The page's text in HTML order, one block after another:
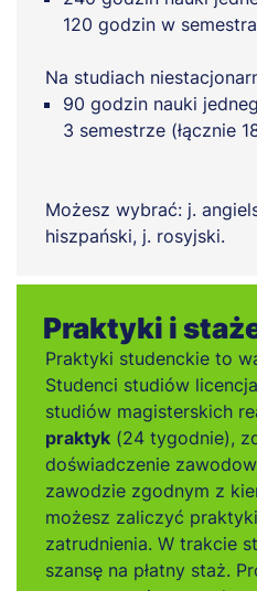
120 godzin w
Na studiach
90 godzin nauki
3 semestrze (łącznie
Możesz wybrać: j.
hiszpański, j. rosyjski.
Praktyki i
Praktyki studenckie to
Studenci studiów
studiów magisterskich
praktyk (24 tygodnie),
doświadczenie
zawodzie zgodnym z
możesz zaliczyć
zatrudnienia. W trakcie
szansę na płatny staż.